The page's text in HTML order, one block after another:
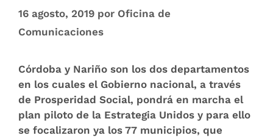
16 agosto, 2019 por Oficina de
Comunicaciones
Córdoba y Nariño son los dos departamentos
en los cuales el Gobierno nacional, a través
de Prosperidad Social, pondrá en marcha ​el
plan piloto de la Estrategia Unidos y para ello
se focalizaron ya los 77 municipios, que